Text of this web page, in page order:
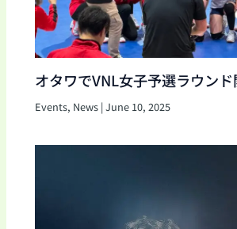
オタワでVNL女子予選ラウンド
Events, News |June 10, 2025